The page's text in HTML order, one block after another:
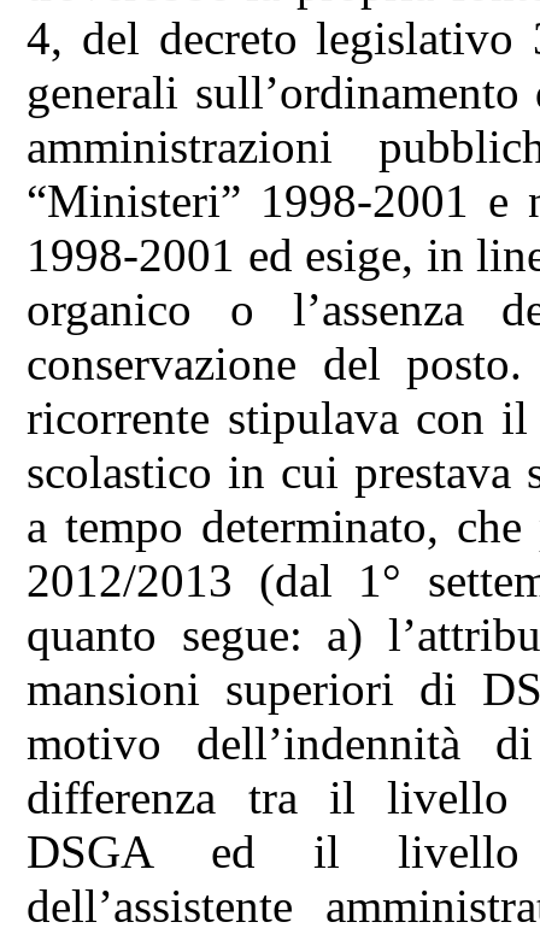
4, del decreto legislativo
generali
amministrazioni
“Ministeri” 1998-2001 e
1998-2001 ed esige, in
organico o l’assenza
conservazione del
ricorrente stipulava con
scolastico in cui
a tempo determinato,
2012/2013 (dal 1°
quanto segue: a)
mansioni superiori di
motivo dell’indennità
differenza tra il livello
DSGA ed il livello
dell’assistente